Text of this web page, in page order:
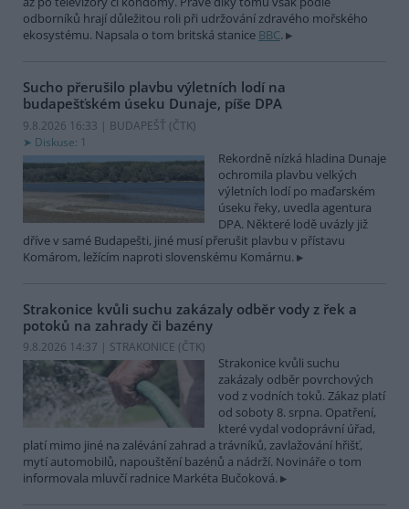
odborníků hrají důležitou roli při udržování zdravého mořského
ekosystému. Napsala o tom britská stanice BBC.
Sucho přerušilo plavbu výletních lodí na
budapešťském úseku Dunaje, píše DPA
9.8.2026 16:33 | BUDAPEŠŤ (ČTK)
Diskuse: 1
Rekordně nízká hladina Dunaje
ochromila plavbu velkých
výletních lodí po maďarském
úseku řeky, uvedla agentura
DPA. Některé lodě uvázly již
dříve v samé Budapešti, jiné musí přerušit plavbu v přístavu
Komárom, ležícím naproti slovenskému Komárnu.
Strakonice kvůli suchu zakázaly odběr vody z řek a
potoků na zahrady či bazény
9.8.2026 14:37 | STRAKONICE (ČTK)
Strakonice kvůli suchu
zakázaly odběr povrchových
vod z vodních toků. Zákaz platí
od soboty 8. srpna. Opatření,
které vydal vodoprávní úřad,
platí mimo jiné na zalévání zahrad a trávníků, zavlažování hřišť,
mytí automobilů, napouštění bazénů a nádrží. Novináře o tom
informovala mluvčí radnice Markéta Bučoková.